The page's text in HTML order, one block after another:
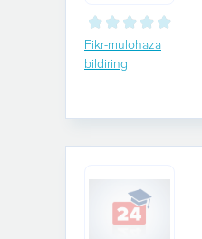
Fikr-mulohaza
bildiring